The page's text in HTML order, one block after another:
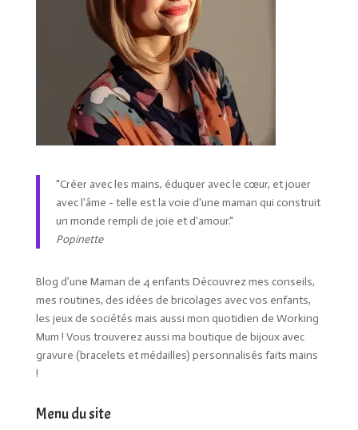
"Créer avec les mains, éduquer avec le cœur, et jouer
avec l'âme - telle est la voie d'une maman qui construit
un monde rempli de joie et d'amour."
Popinette
Blog d’une Maman de 4 enfants Découvrez mes conseils,
mes routines, des idées de bricolages avec vos enfants,
les jeux de sociétés mais aussi mon quotidien de Working
Mum ! Vous trouverez aussi ma boutique de bijoux avec
gravure (bracelets et médailles) personnalisés faits mains
!
Menu du site